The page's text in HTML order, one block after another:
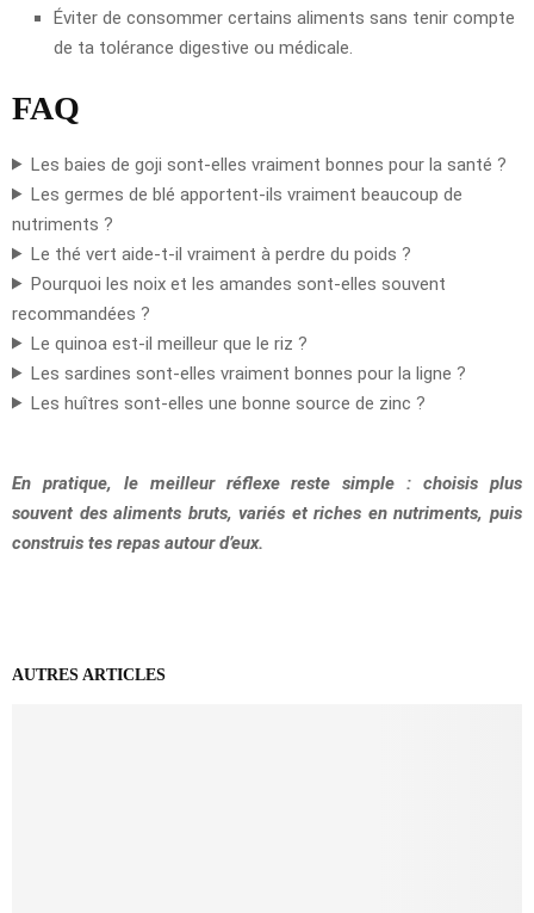
Éviter de consommer certains aliments sans tenir compte
de ta tolérance digestive ou médicale.
FAQ
Les baies de goji sont-elles vraiment bonnes pour la santé ?
Les germes de blé apportent-ils vraiment beaucoup de
nutriments ?
Le thé vert aide-t-il vraiment à perdre du poids ?
Pourquoi les noix et les amandes sont-elles souvent
recommandées ?
Le quinoa est-il meilleur que le riz ?
Les sardines sont-elles vraiment bonnes pour la ligne ?
Les huîtres sont-elles une bonne source de zinc ?
En pratique, le meilleur réflexe reste simple : choisis plus
souvent des aliments bruts, variés et riches en nutriments, puis
construis tes repas autour d’eux.
AUTRES ARTICLES